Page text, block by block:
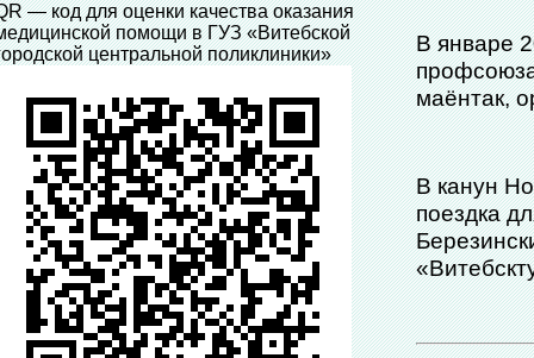
— код для оценки качества оказания
помощи в ГУЗ «Витебской
центральной поликлиники»
В январе
маёнтак,
В канун
поездка